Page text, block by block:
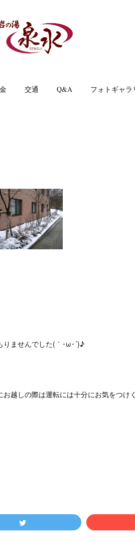
交通 Q&A フォトギャラ
りませんでした(｀･ω･´)♪
越しの際は運転には十分にお気をつけ